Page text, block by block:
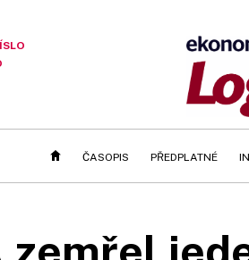
ČASOPIS PŘEDPLATNÉ